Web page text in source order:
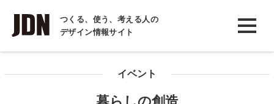
つくる、使う、考える人の
デザイン情報サイト
INTERVIEW
インタビュー
イベント